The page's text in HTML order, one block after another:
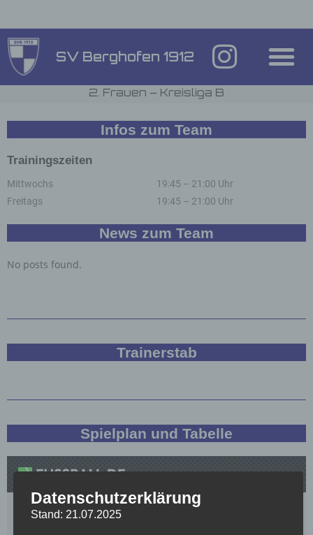
SV Berghofen 1912
2. Frauen – Kreisliga B
Infos zum Team
Trainingszeiten
Mittwochs
Freitags
19:45 – 21:00 Uhr
19:45 – 21:00 Uhr
News zum Team
No posts found.
Trainerstab
Spielplan und Tabelle
Datenschutzerklärung
Stand: 21.07.2025